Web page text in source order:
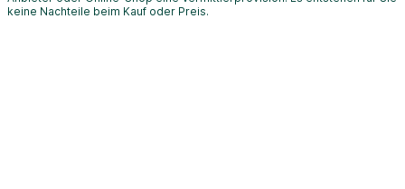
keine Nachteile beim Kauf oder Preis.